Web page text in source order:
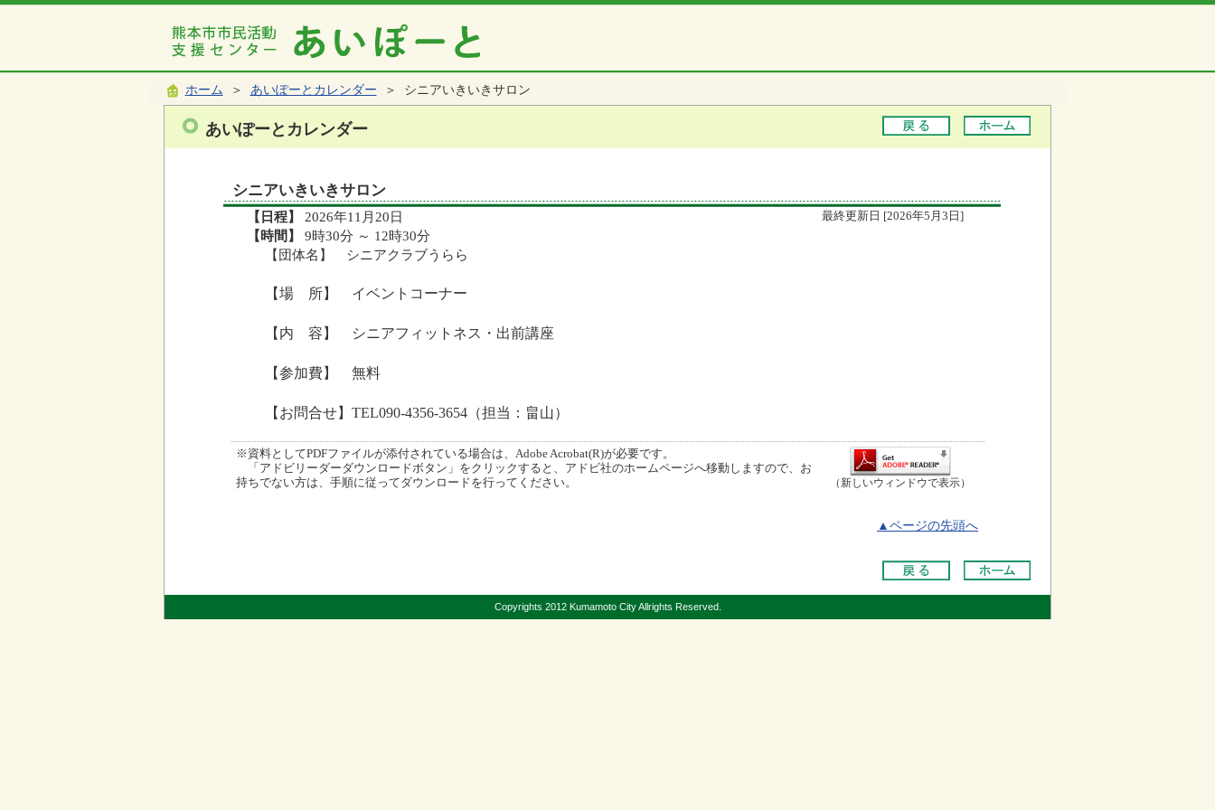
ホーム ＞ あいぽーとカレンダー ＞ シニアいきいきサロン
あいぽーとカレンダー
シニアいきいきサロン
【日程】 2026年11月20日 最終更新日 [2026年5月3日]
【時間】
9時30分 ～ 12時30分
【団体名】 シニアクラブうらら
【場 所】 イベントコーナー
【内 容】 シニアフィットネス・出前講座
【参加費】 無料
【お問合せ】TEL090-4356-3654（担当：畠山）
※資料としてPDFファイルが添付されている場合は、Adobe Acrobat(R)が必要です。
「アドビリーダーダウンロードボタン」をクリックすると、アドビ社のホームページへ移動しますので、お
持ちでない方は、手順に従ってダウンロードを行ってください。
（新しいウィンドウで表示）
▲ページの先頭へ
Copyrights 2012 Kumamoto City Allrights Reserved.